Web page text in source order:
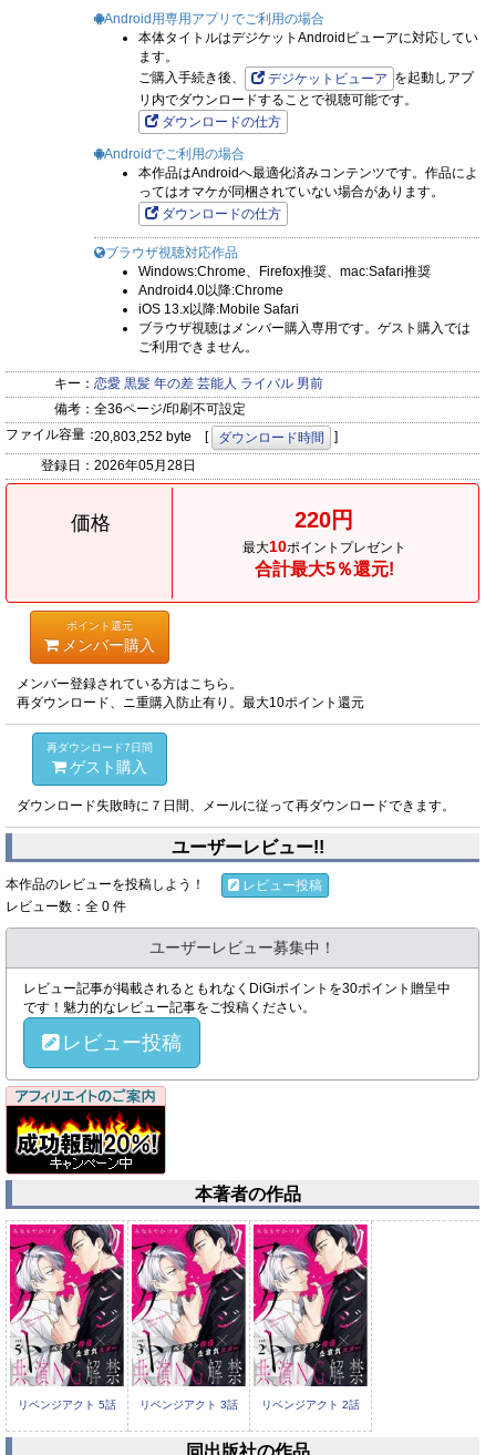
Android用専用アプリでご利用の場合
本体タイトルはデジケットAndroidビューアに対応してい
ます。
ご購入手続き後、
デジケットビューア を起動しアプ
リ内でダウンロードすることで視聴可能です。
ダウンロードの仕方
Androidでご利用の場合
本作品はAndroidへ最適化済みコンテンツです。作品によ
ってはオマケが同梱されていない場合があります。
ダウンロードの仕方
ブラウザ視聴対応作品
Windows:Chrome、Firefox推奨、mac:Safari推奨
Android4.0以降:Chrome
iOS 13.x以降:Mobile Safari
ブラウザ視聴はメンバー購入専用です。ゲスト購入では
ご利用できません。
キー： 恋愛 黒髪 年の差 芸能人 ライバル 男前
備考： 全36ページ/印刷不可設定
ファイル容量：20,803,252 byte [ ダウンロード時間
]
登録日： 2026年05月28日
価格 220円
最大10ポイントプレゼント
合計最大5％還元!
ポイント還元
メンバー購入
メンバー登録されている方はこちら。
再ダウンロード、ニ重購入防止有り。最大10ポイント還元
再ダウンロード7日間
ゲスト購入
ダウンロード失敗時に７日間、メールに従って再ダウンロードできます。
ユーザーレビュー!!
本作品のレビューを投稿しよう！
レビュー投稿
レビュー数：全 0 件
ユーザーレビュー募集中！
レビュー記事が掲載されるともれなくDiGiポイントを30ポイント贈呈中
です！魅力的なレビュー記事をご投稿ください。
レビュー投稿
本著者の作品
リベンジアクト 5話 リベンジアクト 3話 リベンジアクト 2話
同出版社の作品